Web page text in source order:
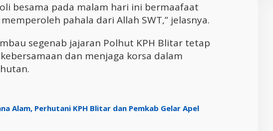
besama pada malam hari ini bermaafaat
pahala dari Allah SWT,” jelasnya.
segenab jajaran Polhut KPH Blitar tetap
dan menjaga korsa dalam
Alam, Perhutani KPH Blitar dan Pemkab Gelar Apel